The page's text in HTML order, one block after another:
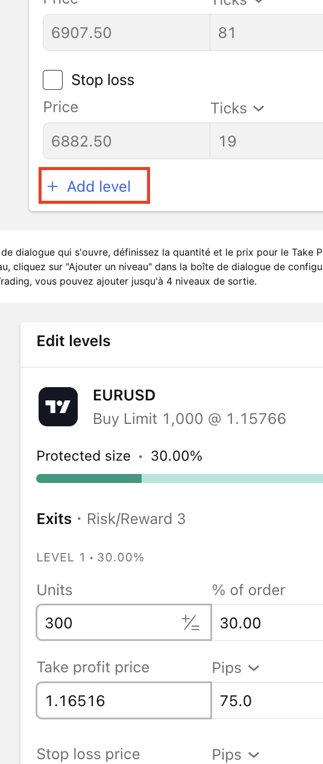
dialogue qui s'ouvre, définissez la quantité et le prix pour le Take
cliquez sur "Ajouter un niveau" dans la boîte de dialogue de
vous pouvez ajouter jusqu'à 4 niveaux de sortie.